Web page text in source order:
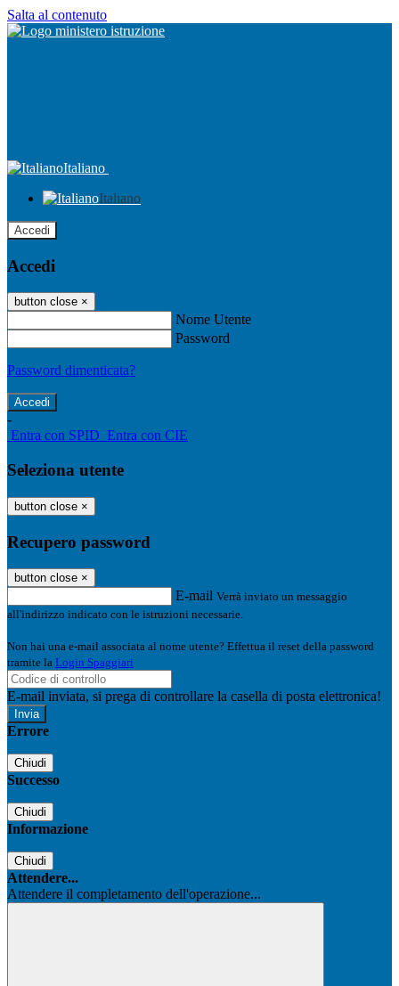
Salta al contenuto
Italiano
Italiano
Accedi
Accedi
button close ×
Nome Utente
Password
Password dimenticata?
-
Entra con SPID Entra con CIE
Seleziona utente
button close ×
Recupero password
button close ×
E-mail Verrà inviato un messaggio
all'indirizzo indicato con le istruzioni necessarie.
Non hai una e-mail associata al nome utente? Effettua il reset della password
tramite la Login Spaggiari
E-mail inviata, si prega di controllare la casella di posta elettronica!
Errore
Chiudi
Successo
Chiudi
Informazione
Chiudi
Attendere...
Attendere il completamento dell'operazione...